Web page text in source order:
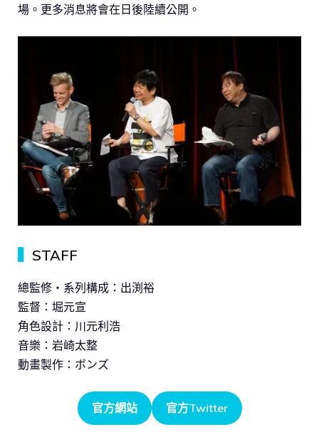
場。更多消息將會在日後陸續公開。
STAFF
總監修・系列構成：出渕裕
監督：堀元宣
角色設計：川元利浩
音樂：岩崎太整
動畫製作：ボンズ
官方網站 官方Twitter